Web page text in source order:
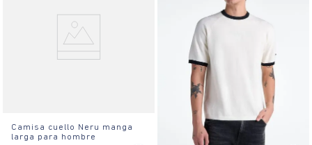
Camisa cuello Neru manga
larga para hombre